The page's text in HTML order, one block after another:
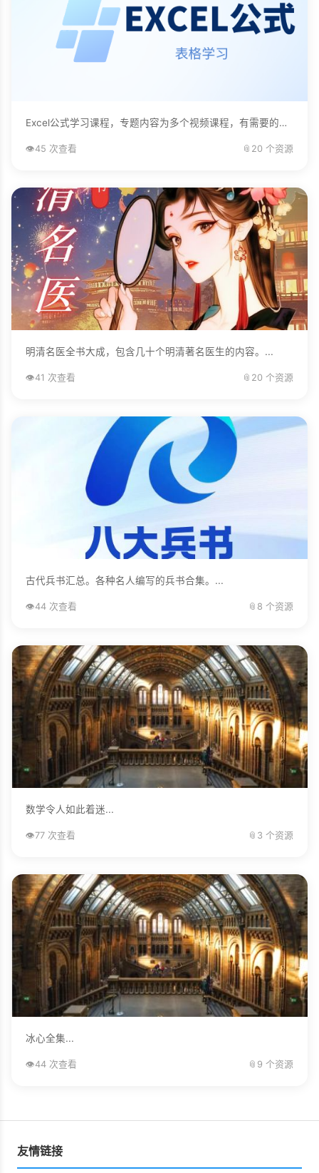
Excel公式学习课程，专题内容为多个视频课程，有需要的自己下载学习。...
👁️45 次查看 📎 20 个资源
明清名医全书大成，包含几十个明清著名医生的内容。...
👁️41 次查看 📎 20 个资源
古代兵书汇总。各种名人编写的兵书合集。...
👁️44 次查看 📎 8 个资源
数学令人如此着迷...
👁️77 次查看 📎 3 个资源
冰心全集...
👁️44 次查看 📎 9 个资源
友情链接